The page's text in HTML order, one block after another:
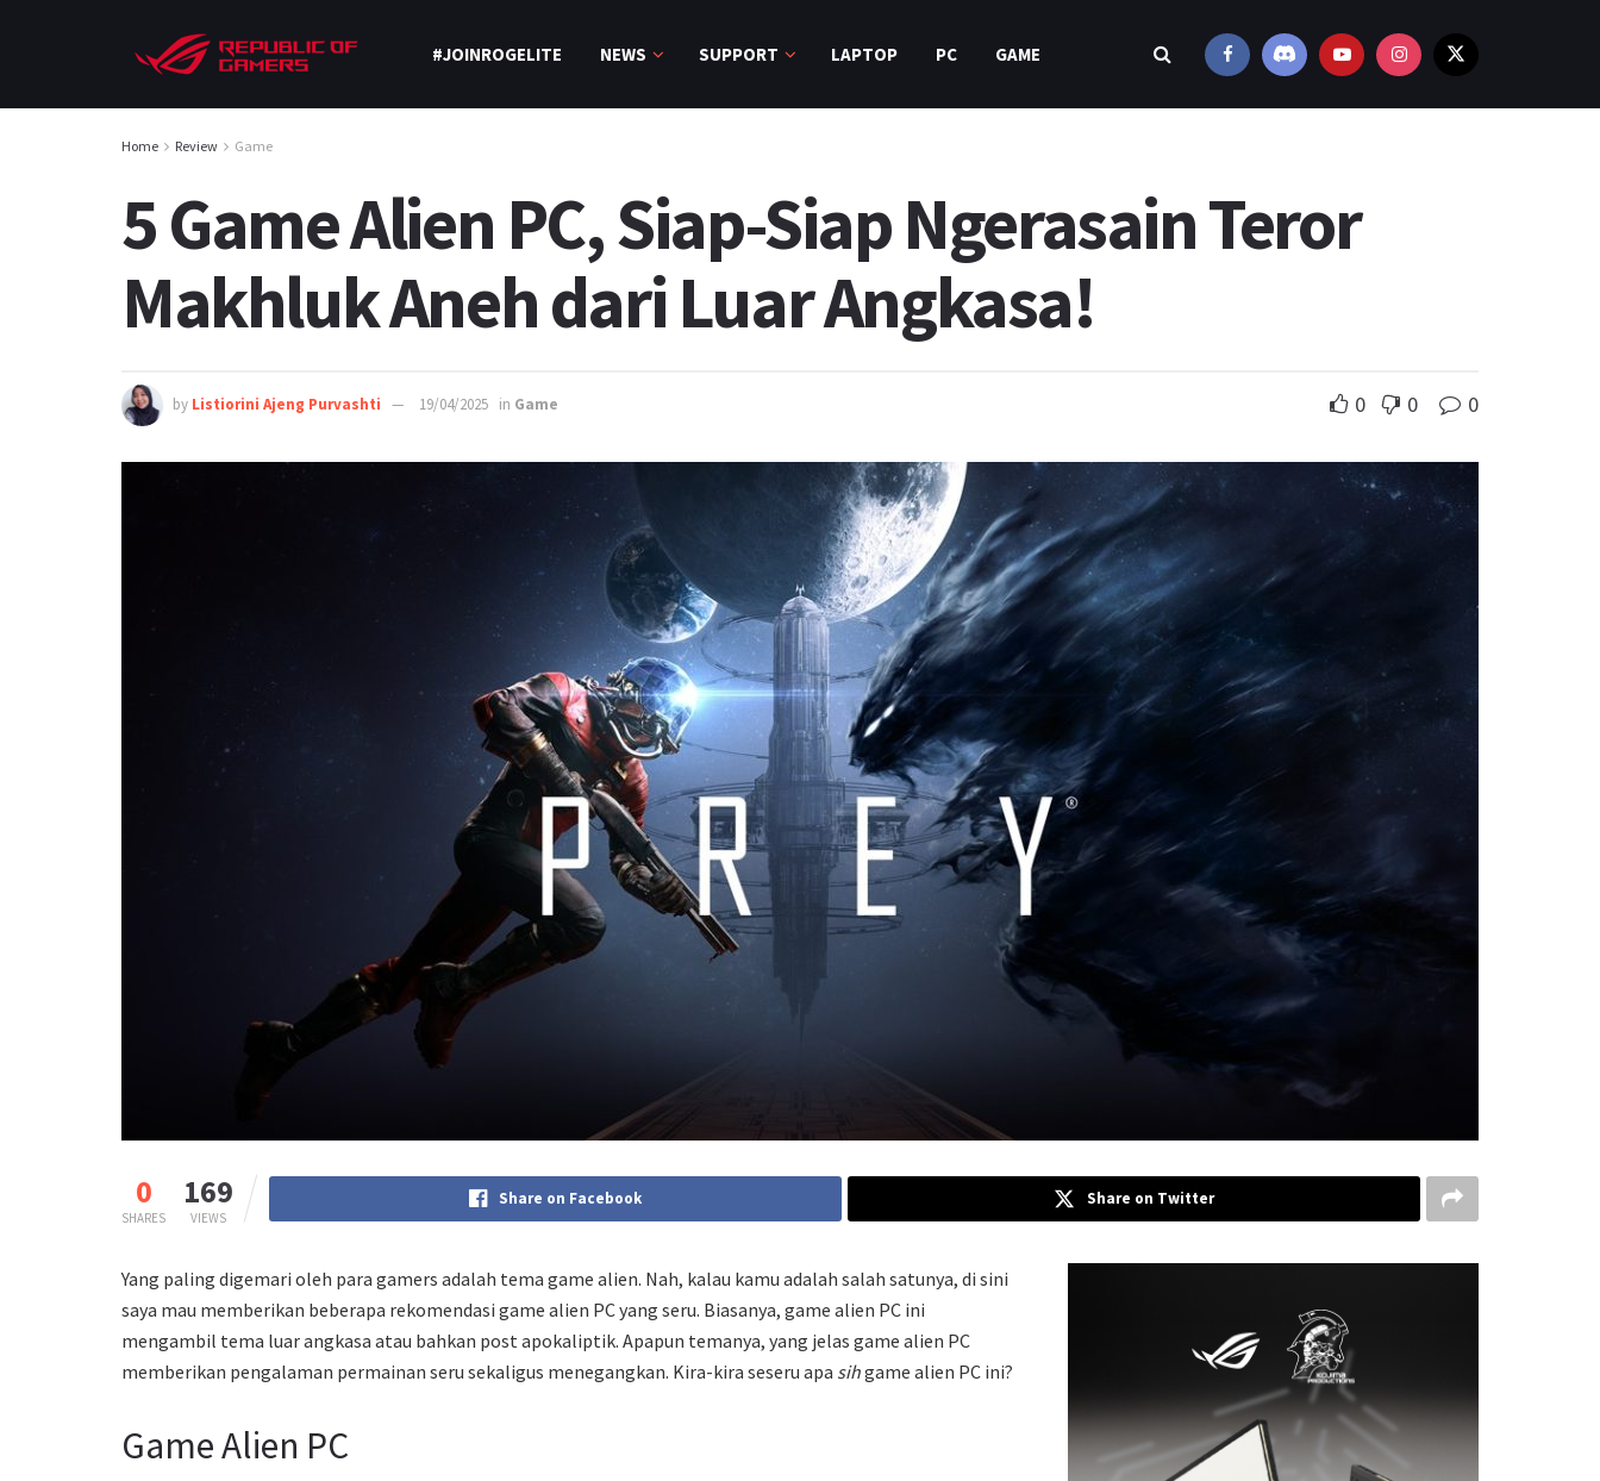
#JOINROGELITE NEWS SUPPORT LAPTOP PC GAME
Home Review Game
5 Game Alien PC, Siap-Siap Ngerasain Teror
Makhluk Aneh dari Luar Angkasa!
by Listiorini Ajeng Purvashti 19/04/2025 in Game 0 0 0
0
SHARES
169
VIEWS
Share on Facebook Share on Twitter
Yang paling digemari oleh para gamers adalah tema game alien. Nah, kalau kamu adalah salah satunya, di sini
saya mau memberikan beberapa rekomendasi game alien PC yang seru. Biasanya, game alien PC ini
mengambil tema luar angkasa atau bahkan post apokaliptik. Apapun temanya, yang jelas game alien PC
memberikan pengalaman permainan seru sekaligus menegangkan. Kira-kira seseru apa sihgame alien PC ini?
Game Alien PC